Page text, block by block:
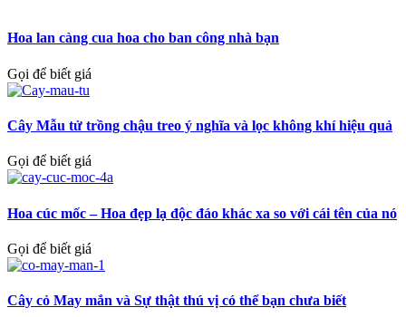
Hoa lan càng cua hoa cho ban công nhà bạn
Gọi để biết giá
Cây Mẫu tử trồng chậu treo ý nghĩa và lọc không khí hiệu quả
Gọi để biết giá
Hoa cúc mốc – Hoa đẹp lạ độc đáo khác xa so với cái tên của nó
Gọi để biết giá
Cây cỏ May mắn và Sự thật thú vị có thể bạn chưa biết